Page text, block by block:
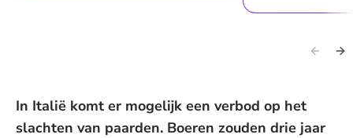
In Italië komt er mogelijk een verbod op het
slachten van paarden. Boeren zouden drie jaar